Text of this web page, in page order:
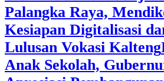
Palangka Raya,
Kesiapan Digitalisasi
Lulusan Vokasi Kalteng
Anak Sekolah,